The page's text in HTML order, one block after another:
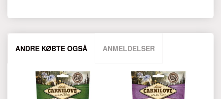
ANDRE KØBTE OGSÅ ANMELDELSER